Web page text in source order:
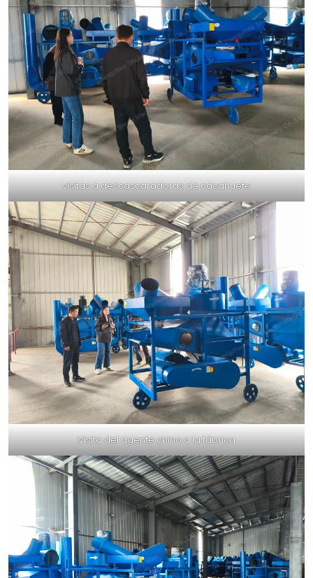
visitas a descascaradoras de cacahuete
Visita del agente chino a la fábrica